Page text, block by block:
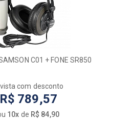
C01 + FONE SR850
com desconto
R$ 789,57
10x de R$ 84,90